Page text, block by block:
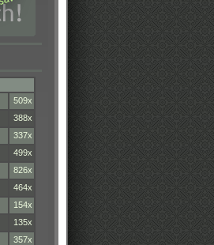
509x
388x
337x
499x
826x
464x
154x
135x
357x